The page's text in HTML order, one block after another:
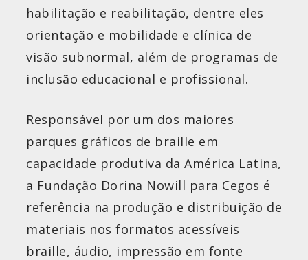
habilitação e reabilitação, dentre eles
orientação e mobilidade e clínica de
visão subnormal, além de programas de
inclusão educacional e profissional.
Responsável por um dos maiores
parques gráficos de braille em
capacidade produtiva da América Latina,
a Fundação Dorina Nowill para Cegos é
referência na produção e distribuição de
materiais nos formatos acessíveis
braille, áudio, impressão em fonte